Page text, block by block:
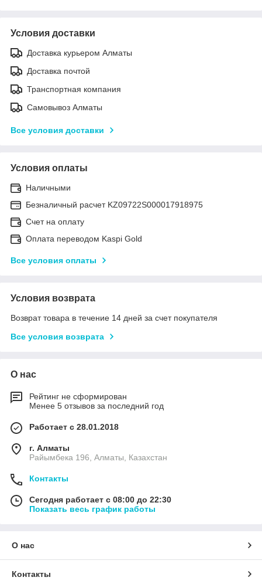
Условия доставки
Доставка курьером Алматы
Доставка почтой
Транспортная компания
Самовывоз Алматы
Все условия доставки
Условия оплаты
Наличными
Безналичный расчет KZ09722S000017918975
Счет на оплату
Оплата переводом Kaspi Gold
Все условия оплаты
Условия возврата
Возврат товара в течение 14 дней за счет покупателя
Все условия возврата
О нас
Рейтинг не сформирован
Менее 5 отзывов за последний год
Работает с 28.01.2018
г. Алматы
Райымбека 196, Алматы, Казахстан
Контакты
Сегодня работает с 08:00 до 22:30
Показать весь график работы
О нас
Контакты